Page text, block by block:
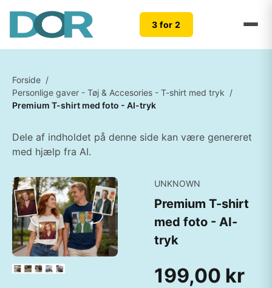
3 for 2
Forside /
Personlige gaver - Tøj & Accesories - T-shirt med tryk /
Premium T-shirt med foto - AI-tryk
Dele af indholdet på denne side kan være genereret
med hjælp fra AI.
UNKNOWN
Premium T-shirt
med foto - AI-
tryk
199,00 kr